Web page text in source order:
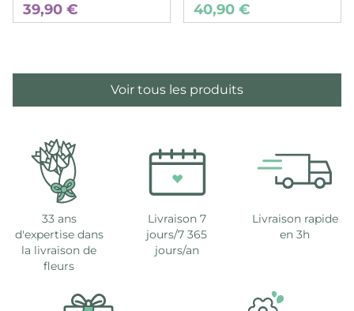
39,90 € 40,90 €
Voir tous les produits
33 ans
d'expertise dans
la livraison de
fleurs
Livraison 7
jours/7 365
jours/an
Livraison rapide
en 3h